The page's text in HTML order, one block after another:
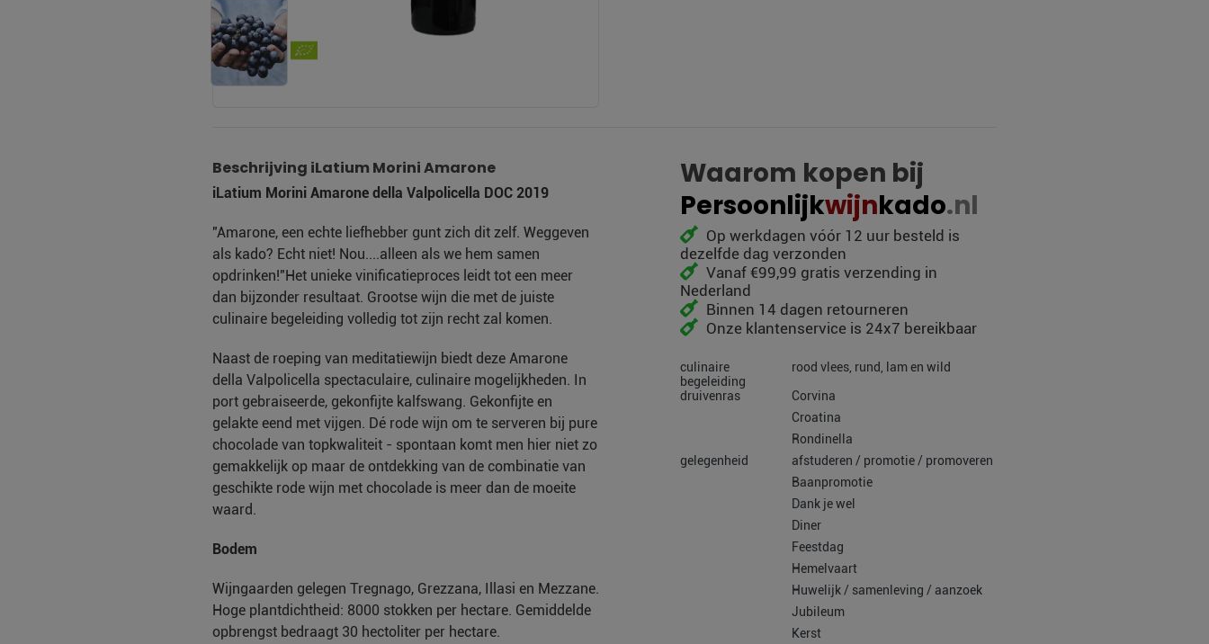
Beschrijving iLatium Morini Amarone
iLatium Morini Amarone della Valpolicella DOC 2019
"Amarone, een echte liefhebber gunt zich dit zelf. Weggeven
als kado? Echt niet! Nou....alleen als we hem samen
opdrinken!"Het unieke vinificatieproces leidt tot een meer
dan bijzonder resultaat. Grootse wijn die met de juiste
culinaire begeleiding volledig tot zijn recht zal komen.
Naast de roeping van meditatiewijn biedt deze Amarone
della Valpolicella spectaculaire, culinaire mogelijkheden. In
port gebraiseerde, gekonfijte kalfswang. Gekonfijte en
gelakte eend met vijgen. Dé rode wijn om te serveren bij pure
chocolade van topkwaliteit - spontaan komt men hier niet zo
gemakkelijk op maar de ontdekking van de combinatie van
geschikte rode wijn met chocolade is meer dan de moeite
waard.
Bodem
Wijngaarden gelegen Tregnago, Grezzana, Illasi en Mezzane.
Hoge plantdichtheid: 8000 stokken per hectare. Gemiddelde
opbrengst bedraagt 30 hectoliter per hectare.
Waarom kopen bij
Persoonlijkwijnkado.nl
Op werkdagen vóór 12 uur besteld is
dezelfde dag verzonden
Vanaf €99,99 gratis verzending in
Nederland
Binnen 14 dagen retourneren
Onze klantenservice is 24x7 bereikbaar
culinaire
begeleiding
rood vlees, rund, lam en wild
druivenras
Corvina
Croatina
Rondinella
gelegenheid
afstuderen / promotie / promoveren
Baanpromotie
Dank je wel
Diner
Feestdag
Hemelvaart
Huwelijk / samenleving / aanzoek
Jubileum
Kerst